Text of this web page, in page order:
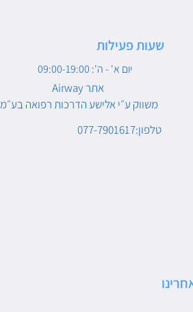
שעות פעילות
יום א' - ה': 09:00-19:00
Airway אתר
משווק ע״י אלישע הדרכות רפואה בע״מ
טלפון:077-7901617